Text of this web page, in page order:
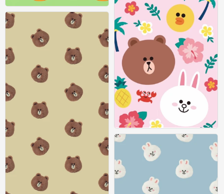
꒒ ০ ⌵ ୧ ♡盼夏高清无水印手机壁纸
『linefriends』头像▪壁纸